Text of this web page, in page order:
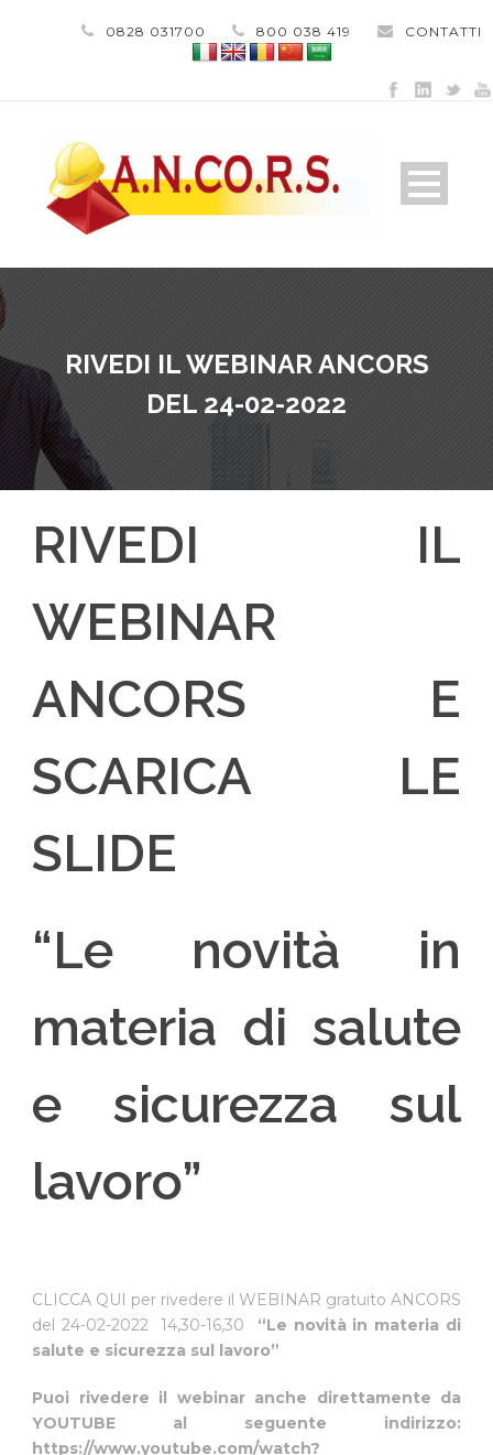
0828 031700 800 038 419 CONTATTI
RIVEDI IL WEBINAR ANCORS
DEL 24-02-2022
RIVEDI IL
WEBINAR
ANCORS E
SCARICA LE
SLIDE
“Le novità in
materia di salute
e sicurezza sul
lavoro”
CLICCA QUI per rivedere il WEBINAR gratuito ANCORS
del 24-02-2022 14,30-16,30 “Le novità in materia di
salute e sicurezza sul lavoro”
Puoi rivedere il webinar anche direttamente da
YOUTUBE al seguente indirizzo:
https://www.youtube.com/watch?